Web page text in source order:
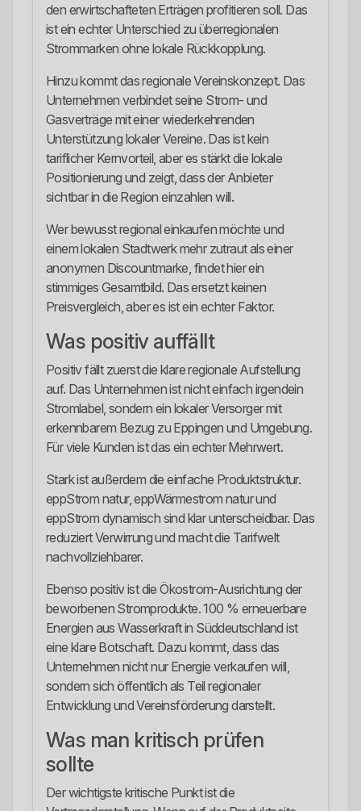
den erwirtschafteten Erträgen profitieren soll. Das
ist ein echter Unterschied zu überregionalen
Strommarken ohne lokale Rückkopplung.
Hinzu kommt das regionale Vereinskonzept. Das
Unternehmen verbindet seine Strom- und
Gasverträge mit einer wiederkehrenden
Unterstützung lokaler Vereine. Das ist kein
tariflicher Kernvorteil, aber es stärkt die lokale
Positionierung und zeigt, dass der Anbieter
sichtbar in die Region einzahlen will.
Wer bewusst regional einkaufen möchte und
einem lokalen Stadtwerk mehr zutraut als einer
anonymen Discountmarke, findet hier ein
stimmiges Gesamtbild. Das ersetzt keinen
Preisvergleich, aber es ist ein echter Faktor.
Was positiv auffällt
Positiv fällt zuerst die klare regionale Aufstellung
auf. Das Unternehmen ist nicht einfach irgendein
Stromlabel, sondern ein lokaler Versorger mit
erkennbarem Bezug zu Eppingen und Umgebung.
Für viele Kunden ist das ein echter Mehrwert.
Stark ist außerdem die einfache Produktstruktur.
eppStrom natur, eppWärmestrom natur und
eppStrom dynamisch sind klar unterscheidbar. Das
reduziert Verwirrung und macht die Tarifwelt
nachvollziehbarer.
Ebenso positiv ist die Ökostrom-Ausrichtung der
beworbenen Stromprodukte. 100 % erneuerbare
Energien aus Wasserkraft in Süddeutschland ist
eine klare Botschaft. Dazu kommt, dass das
Unternehmen nicht nur Energie verkaufen will,
sondern sich öffentlich als Teil regionaler
Entwicklung und Vereinsförderung darstellt.
Was man kritisch prüfen
sollte
Der wichtigste kritische Punkt ist die